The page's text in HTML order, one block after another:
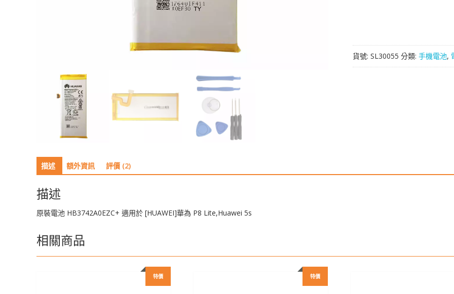
[HUAWEI]
華
為
貨號: SL30055 分類: 手機電池,
描述 額外資訊 評價 (2)
描述
原裝電池 HB3742A0EZC+ 適用於 [HUAWEI]華為 P8 Lite,Huawei 5s
相關商品
特價 特價